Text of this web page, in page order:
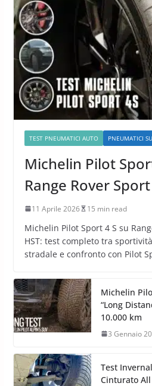
TEST PNEUMATICI AUTO PNEUMATICI
Michelin Pilot
Range Rover
11 Aprile 2026 15 min read
Michelin Pilot Sport 4 S su
HST: test completo tra
stradale e confronto con Pilot
Michelin
“Long
10.000 km
3 Gennaio
Test
Cinturato All